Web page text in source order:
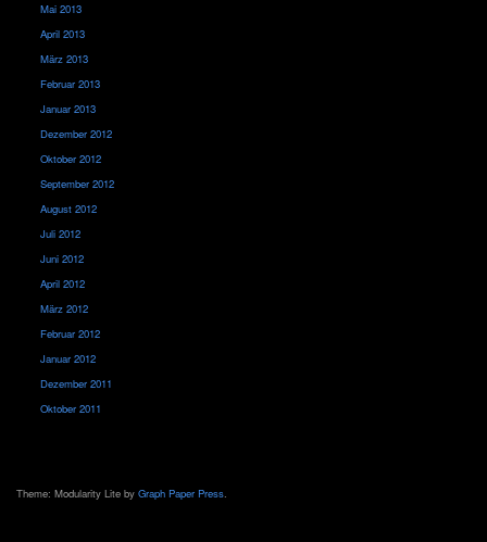
Mai 2013
April 2013
März 2013
Februar 2013
Januar 2013
Dezember 2012
Oktober 2012
September 2012
August 2012
Juli 2012
Juni 2012
April 2012
März 2012
Februar 2012
Januar 2012
Dezember 2011
Oktober 2011
Theme: Modularity Lite by Graph Paper Press